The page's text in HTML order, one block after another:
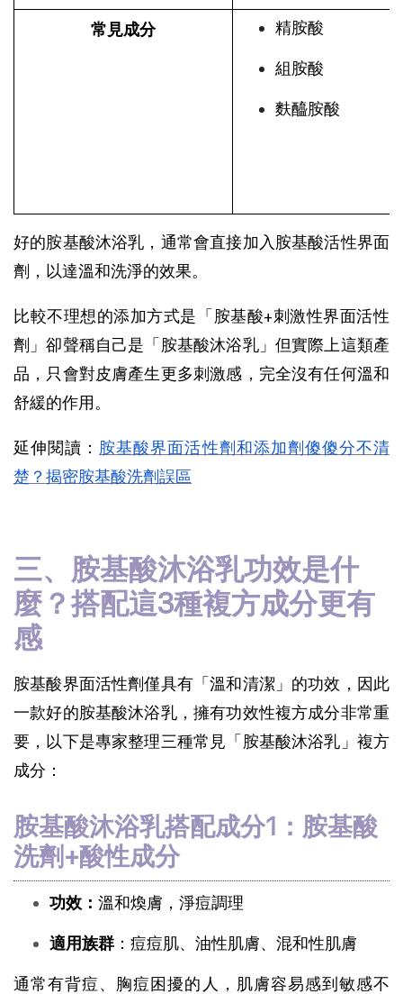
常見成分 精胺酸
組胺酸
麩醯胺酸
好的胺基酸沐浴乳，通常會直接加入胺基酸活性界面
劑，以達溫和洗淨的效果。
比較不理想的添加方式是「胺基酸+刺激性界面活性
劑」卻聲稱自己是「胺基酸沐浴乳」但實際上這類產
品，只會對皮膚產生更多刺激感，完全沒有任何溫和
舒緩的作用。
延伸閱讀： 胺基酸界面活性劑和添加劑傻傻分不清
楚？揭密胺基酸洗劑誤區
三、胺基酸沐浴乳功效是什
麼？搭配這3種複方成分更有
感
胺基酸界面活性劑僅具有「溫和清潔」的功效，因此
一款好的胺基酸沐浴乳，擁有功效性複方成分非常重
要，以下是專家整理三種常見「胺基酸沐浴乳」複方
成分：
胺基酸沐浴乳搭配成分1：胺基酸
洗劑+酸性成分
功效： 溫和煥膚，淨痘調理
適用族群 ：痘痘肌、油性肌膚、混和性肌膚
通常有背痘、胸痘困擾的人，肌膚容易感到敏感不